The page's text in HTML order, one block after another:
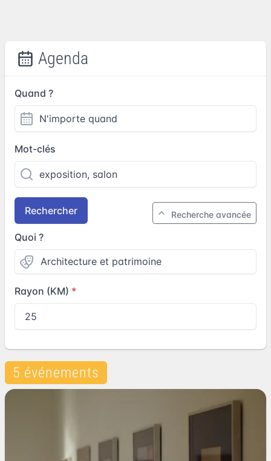
Agenda
Quand ?
Mot-clés
Rechercher Recherche avancée
Quoi ?
Rayon (KM)
5 événements